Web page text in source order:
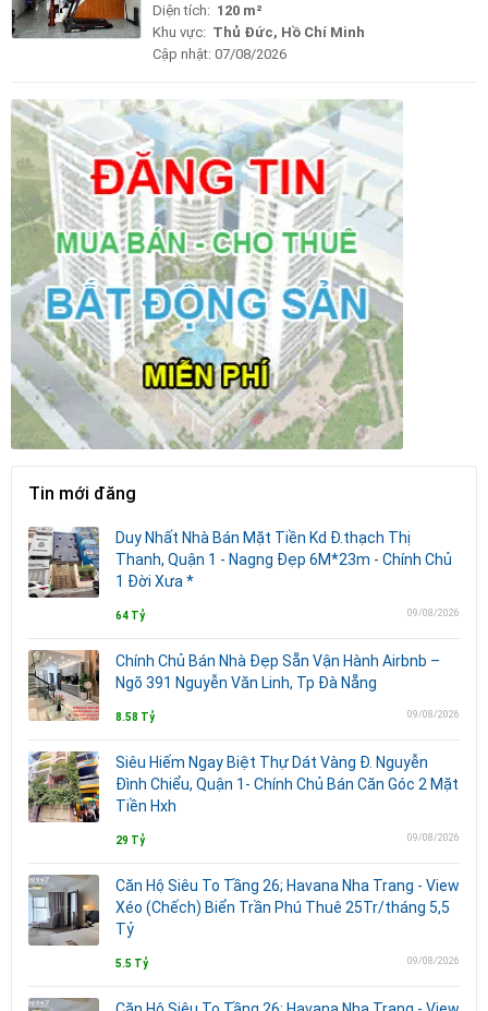
Diện tích: 120 m²
Khu vực: Thủ Đức, Hồ Chí Minh
Cập nhật: 07/08/2026
Tin mới đăng
Duy Nhất Nhà Bán Mặt Tiền Kd Đ.thạch Thị
Thanh, Quận 1 - Nagng Đẹp 6M*23m - Chính Chủ
1 Đời Xưa *
64 Tỷ 09/08/2026
Chính Chủ Bán Nhà Đẹp Sẵn Vận Hành Airbnb –
Ngõ 391 Nguyễn Văn Linh, Tp Đà Nẵng
8.58 Tỷ 09/08/2026
Siêu Hiếm Ngay Biệt Thự Dát Vàng Đ. Nguyễn
Đình Chiểu, Quận 1- Chính Chủ Bán Căn Góc 2 Mặt
Tiền Hxh
29 Tỷ 09/08/2026
Căn Hộ Siêu To Tầng 26; Havana Nha Trang - View
Xéo (Chếch) Biển Trần Phú Thuê 25Tr/tháng 5,5
Tỷ
5.5 Tỷ 09/08/2026